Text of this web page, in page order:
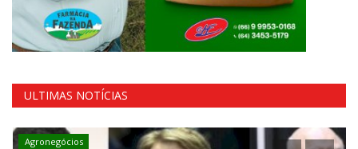
ULTIMAS NOTÍCIAS
Agronegócios